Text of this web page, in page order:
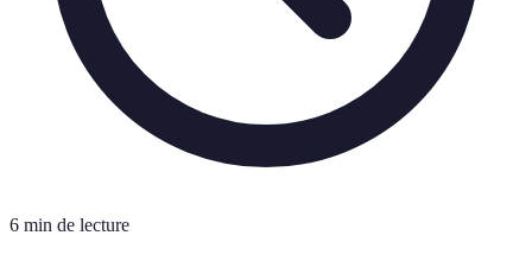
6 min de lecture